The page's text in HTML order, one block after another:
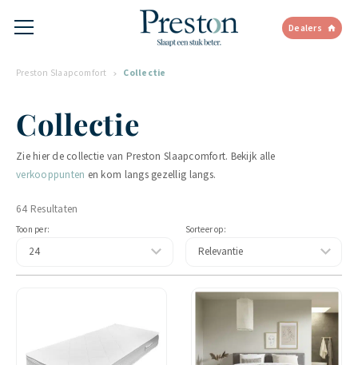
Dealers
Preston Slaapcomfort Collectie
Collectie
Zie hier de collectie van Preston Slaapcomfort. Bekijk alle
verkooppunten en kom langs gezellig langs.
64 Resultaten
Toon per: Sorteer op: